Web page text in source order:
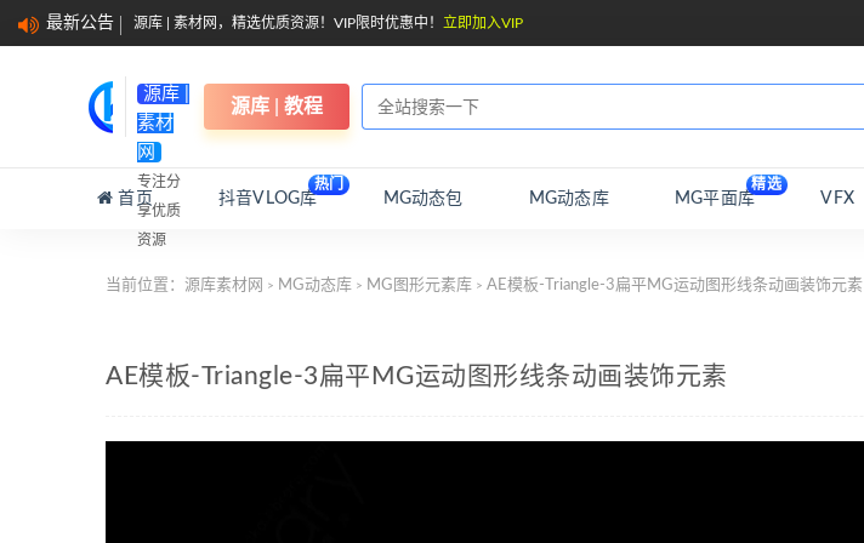
最新公告 源库 | 素材网，精选优质资源！VIP限时优惠中！ 立即加入VIP
源库 |
素材
网
专注分
享优质
资源
源库 | 教程
首页 抖音VLOG库
热门
MG动态包 MG动态库 MG平面库
精选
VFX
当前位置： 源库素材网 > MG动态库 > MG图形元素库 > AE模板-Triangle-3扁平MG运动图形线条动画装饰元素
AE模板-Triangle-3扁平MG运动图形线条动画装饰元素